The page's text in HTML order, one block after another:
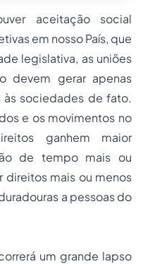
aceitação social
em nosso País, que
legislativa, as uniões
devem gerar apenas
às sociedades de fato.
e os movimentos no
ganhem maior
de tempo mais ou
direitos mais ou menos
a pessoas do
um grande lapso